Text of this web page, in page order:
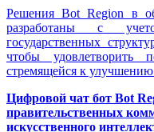
Решения Вot Region в
разработаны с
государственных
чтобы удовлетворить
стремящейся к
Цифровой чат бот Вot
правительственных
искусственного